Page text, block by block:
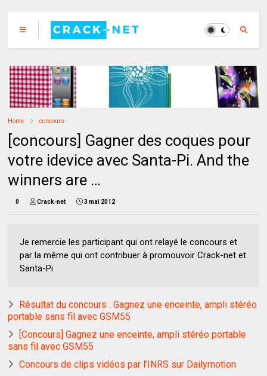
Home concours
[concours] Gagner des coques pour
votre idevice avec Santa-Pi. And the
winners are …
0 Crack-net 3 mai 2012
Je remercie les participant qui ont relayé le concours et
par la même qui ont contribuer à promouvoir Crack-net et
Santa-Pi.
Résultat du concours : Gagnez une enceinte, ampli stéréo
portable sans fil avec GSM55
[Concours] Gagnez une enceinte, ampli stéréo portable
sans fil avec GSM55
Concours de clips vidéos par l’INRS sur Dailymotion